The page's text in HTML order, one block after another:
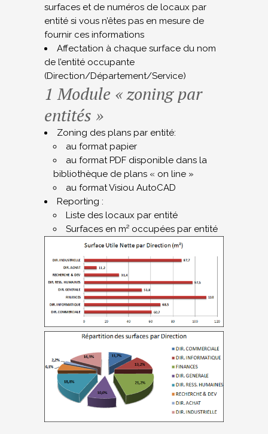
surfaces et de numéros de locaux par
entité si vous n’êtes pas en mesure de
fournir ces informations
Affectation à chaque surface du nom
de l’entité occupante
(Direction/Département/Service)
1 Module « zoning par
entités »
Zoning des plans par entité:
au format papier
au format PDF disponible dans la
bibliothèque de plans « on line »
au format Visiou AutoCAD
Reporting :
Liste des locaux par entité
Surfaces en m² occupées par entité